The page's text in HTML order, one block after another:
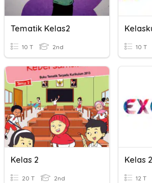
Tematik Kelas2
10 T 2nd 10 T
Kelas 2
20 T 2nd
Kelas 2
12 T